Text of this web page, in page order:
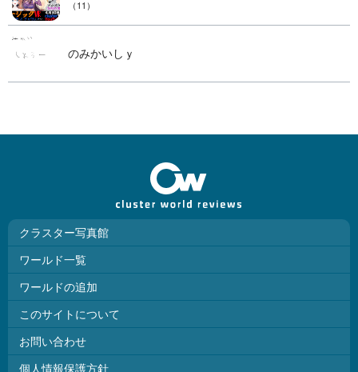
（11）
のみかいしｙ
クラスター写真館
ワールド一覧
ワールドの追加
このサイトについて
お問い合わせ
個人情報保護方針